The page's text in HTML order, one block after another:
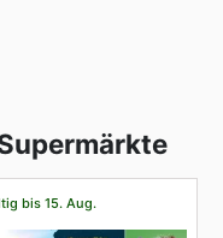
bis 15. Aug.